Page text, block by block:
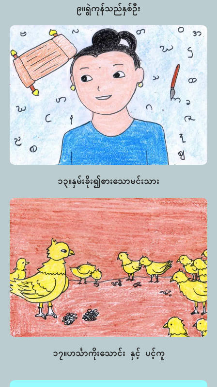
၉။ရွဲကုန်သည်နှစ်ဦး
၁၃။နှမ်းခိုး၍စားသောမင်းသား
၁၇။ဟင်္သာကိုးသောင်း နှင့် ပင့်ကူ